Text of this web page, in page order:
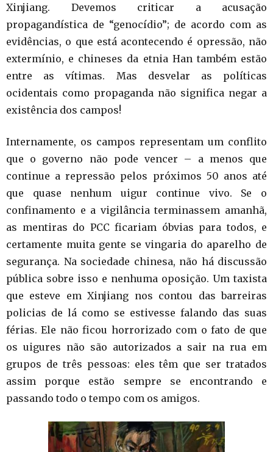
Xinjiang. Devemos criticar a acusação
propagandística de “genocídio”; de acordo com as
evidências, o que está acontecendo é opressão, não
extermínio, e chineses da etnia Han também estão
entre as vítimas. Mas desvelar as políticas
ocidentais como propaganda não significa negar a
existência dos campos!
Internamente, os campos representam um conflito
que o governo não pode vencer – a menos que
continue a repressão pelos próximos 50 anos até
que quase nenhum uigur continue vivo. Se o
confinamento e a vigilância terminassem amanhã,
as mentiras do PCC ficariam óbvias para todos, e
certamente muita gente se vingaria do aparelho de
segurança. Na sociedade chinesa, não há discussão
pública sobre isso e nenhuma oposição. Um taxista
que esteve em Xinjiang nos contou das barreiras
policias de lá como se estivesse falando das suas
férias. Ele não ficou horrorizado com o fato de que
os uigures não são autorizados a sair na rua em
grupos de três pessoas: eles têm que ser tratados
assim porque estão sempre se encontrando e
passando todo o tempo com os amigos.